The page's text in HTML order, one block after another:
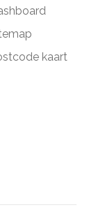
kaart